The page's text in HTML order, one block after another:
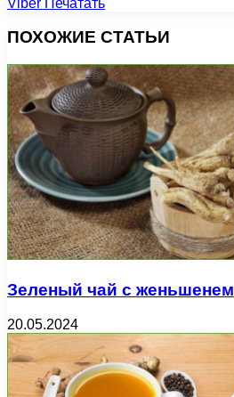
ПОХОЖИЕ СТАТЬИ
Зеленый чай с женьшенем
20.05.2024